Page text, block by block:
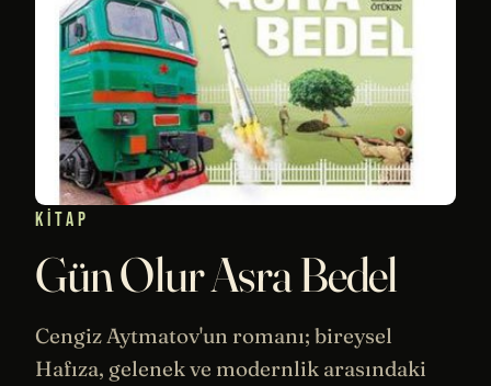
KITAP
Gün Olur Asra Bedel
Cengiz Aytmatov'un romanı; bireysel
Hafıza, gelenek ve modernlik arasındaki